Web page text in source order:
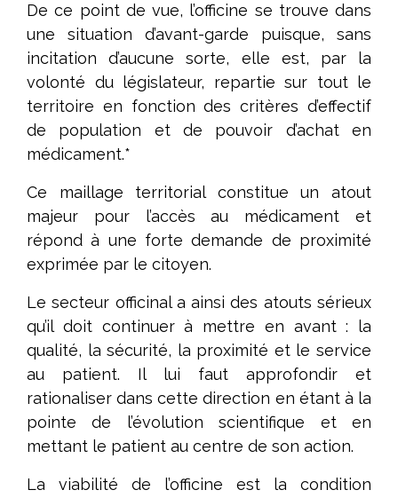
De ce point de vue, l’officine se trouve dans
une situation d’avant-garde puisque, sans
incitation d’aucune sorte, elle est, par la
volonté du législateur, repartie sur tout le
territoire en fonction des critères d’effectif
de population et de pouvoir d’achat en
médicament.*
Ce maillage territorial constitue un atout
majeur pour l’accès au médicament et
répond à une forte demande de proximité
exprimée par le citoyen.
Le secteur officinal a ainsi des atouts sérieux
qu’il doit continuer à mettre en avant : la
qualité, la sécurité, la proximité et le service
au patient. Il lui faut approfondir et
rationaliser dans cette direction en étant à la
pointe de l’évolution scientifique et en
mettant le patient au centre de son action.
La viabilité de l’officine est la condition